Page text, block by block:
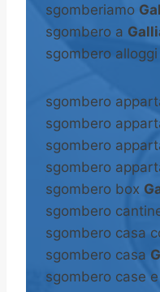
sgomberiamo
sgombero a
sgombero alloggi
sgombero
sgombero
sgombero
sgombero
sgombero box
sgombero
sgombero casa
sgombero casa
sgombero case